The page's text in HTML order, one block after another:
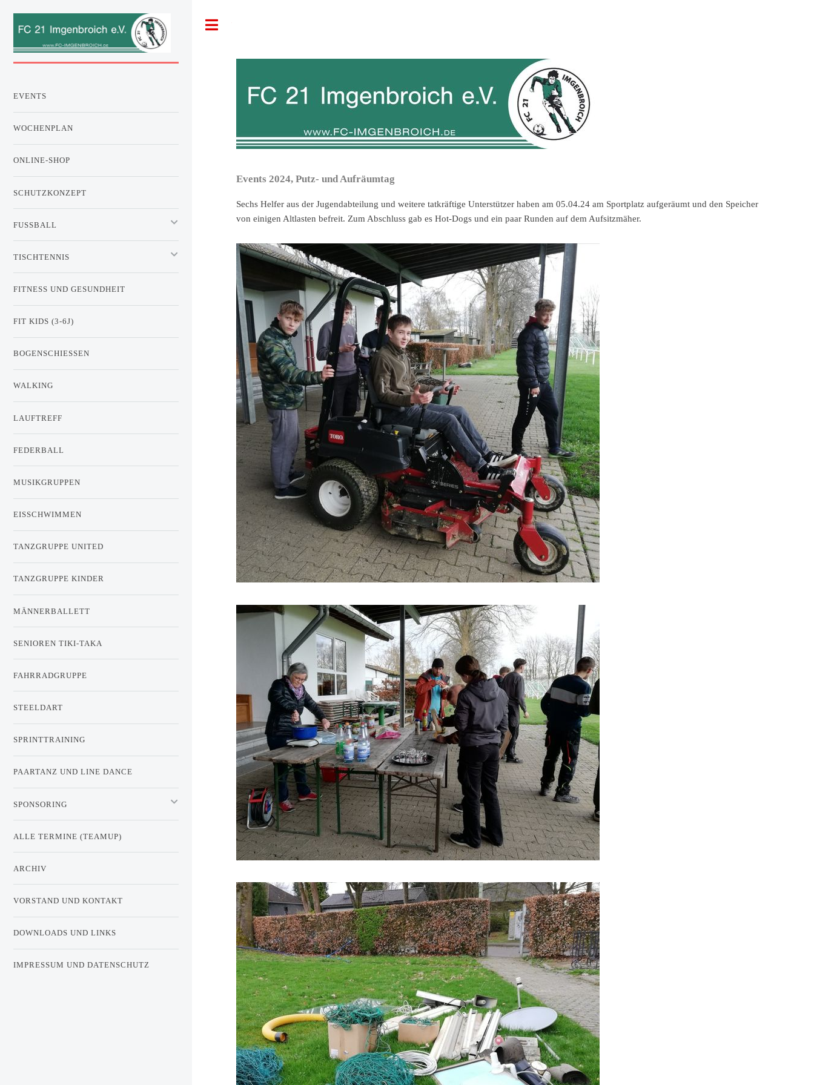
Events 2024, Putz- und Aufräumtag
Sechs Helfer aus der Jugendabteilung und weitere tatkräftige Unterstützer haben am 05.04.24 am Sportplatz aufgeräumt und den Speicher
von einigen Altlasten befreit. Zum Abschluss gab es Hot-Dogs und ein paar Runden auf dem Aufsitzmäher.
EVENTS
WOCHENPLAN
ONLINE-SHOP
SCHUTZKONZEPT
FUSSBALL
TISCHTENNIS
FITNESS UND GESUNDHEIT
FIT KIDS (3-6J)
BOGENSCHIESSEN
WALKING
LAUFTREFF
FEDERBALL
MUSIKGRUPPEN
EISSCHWIMMEN
TANZGRUPPE UNITED
TANZGRUPPE KINDER
MÄNNERBALLETT
SENIOREN TIKI-TAKA
FAHRRADGRUPPE
STEELDART
SPRINTTRAINING
PAARTANZ UND LINE DANCE
SPONSORING
ALLE TERMINE (TEAMUP)
ARCHIV
VORSTAND UND KONTAKT
DOWNLOADS UND LINKS
IMPRESSUM UND DATENSCHUTZ
Toggle